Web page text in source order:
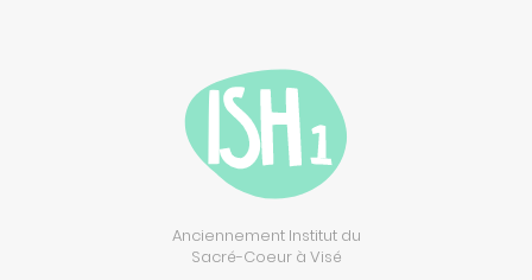
Anciennement Institut du
Sacré-Coeur à Visé